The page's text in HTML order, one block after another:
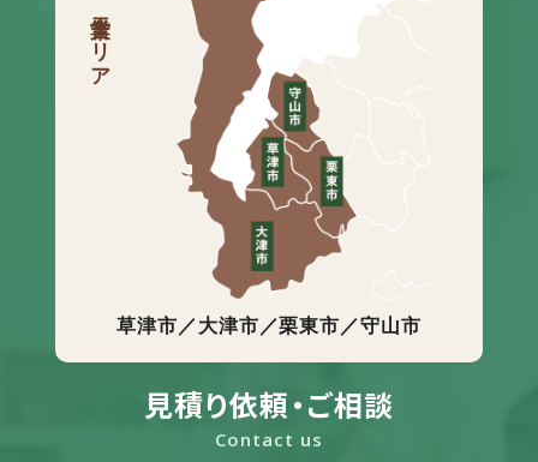
営業エリア
草津市／大津市／栗東市／守山市
見積り依頼・ご相談
Contact us